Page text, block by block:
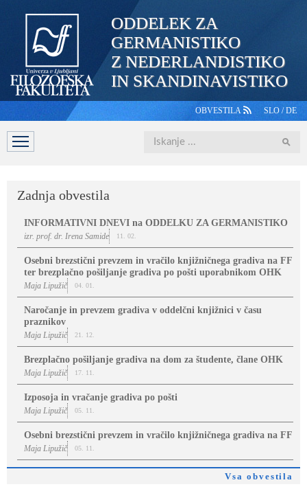
ODDELEK ZA
GERMANISTIKO
Z NEDERLANDISTIKO
IN SKANDINAVISTIKO
OBVESTILA SLO /DE
DOMOV ŠTUDIJ
Iskanje
Zadnja obvestila
INFORMATIVNI DNEVI na ODDELKU ZA GERMANISTIKO
izr. prof. dr. Irena Samide 11. 02.
Osebni brezstični prevzem in vračilo knjižničnega gradiva na FF
ter brezplačno pošiljanje gradiva po pošti uporabnikom OHK
Maja Lipužič 04. 01.
Naročanje in prevzem gradiva v oddelčni knjižnici v času
praznikov
Maja Lipužič 21. 12.
Brezplačno pošiljanje gradiva na dom za študente, člane OHK
Maja Lipužič 17. 11.
Izposoja in vračanje gradiva po pošti
Maja Lipužič 05. 11.
Osebni brezstični prevzem in vračilo knjižničnega gradiva na FF
Maja Lipužič 05. 11.
Vsa obvestila